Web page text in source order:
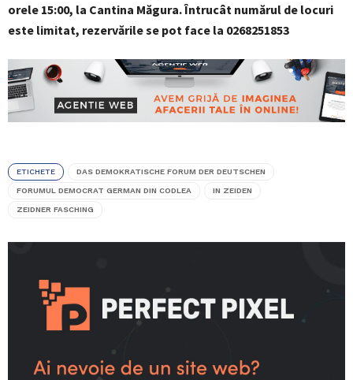
orele 15:00, la Cantina Măgura. Întrucât numărul de locuri
este limitat, rezervările se pot face la 0268251853
ETICHETE DAS DEMOKRATISCHE FORUM DER DEUTSCHEN
FORUMUL DEMOCRAT GERMAN DIN CODLEA IN ZEIDEN
ZEIDNER FASCHING